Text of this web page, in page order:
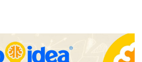
estratégico